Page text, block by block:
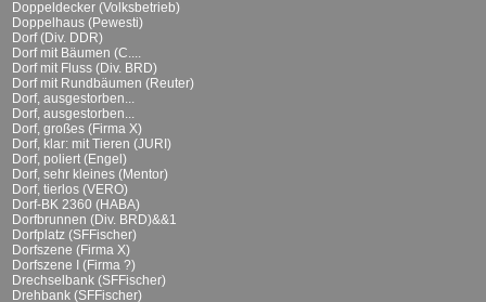
Doppeldecker (Volksbetrieb)
Doppelhaus (Pewesti)
Dorf (Div. DDR)
Dorf mit Bäumen (C....
Dorf mit Fluss (Div. BRD)
Dorf mit Rundbäumen (Reuter)
Dorf, ausgestorben...
Dorf, ausgestorben...
Dorf, großes (Firma X)
Dorf, klar: mit Tieren (JURI)
Dorf, poliert (Engel)
Dorf, sehr kleines (Mentor)
Dorf, tierlos (VERO)
Dorf-BK 2360 (HABA)
Dorfbrunnen (Div. BRD)&&1
Dorfplatz (SFFischer)
Dorfszene (Firma X)
Dorfszene I (Firma ?)
Drechselbank (SFFischer)
Drehbank (SFFischer)